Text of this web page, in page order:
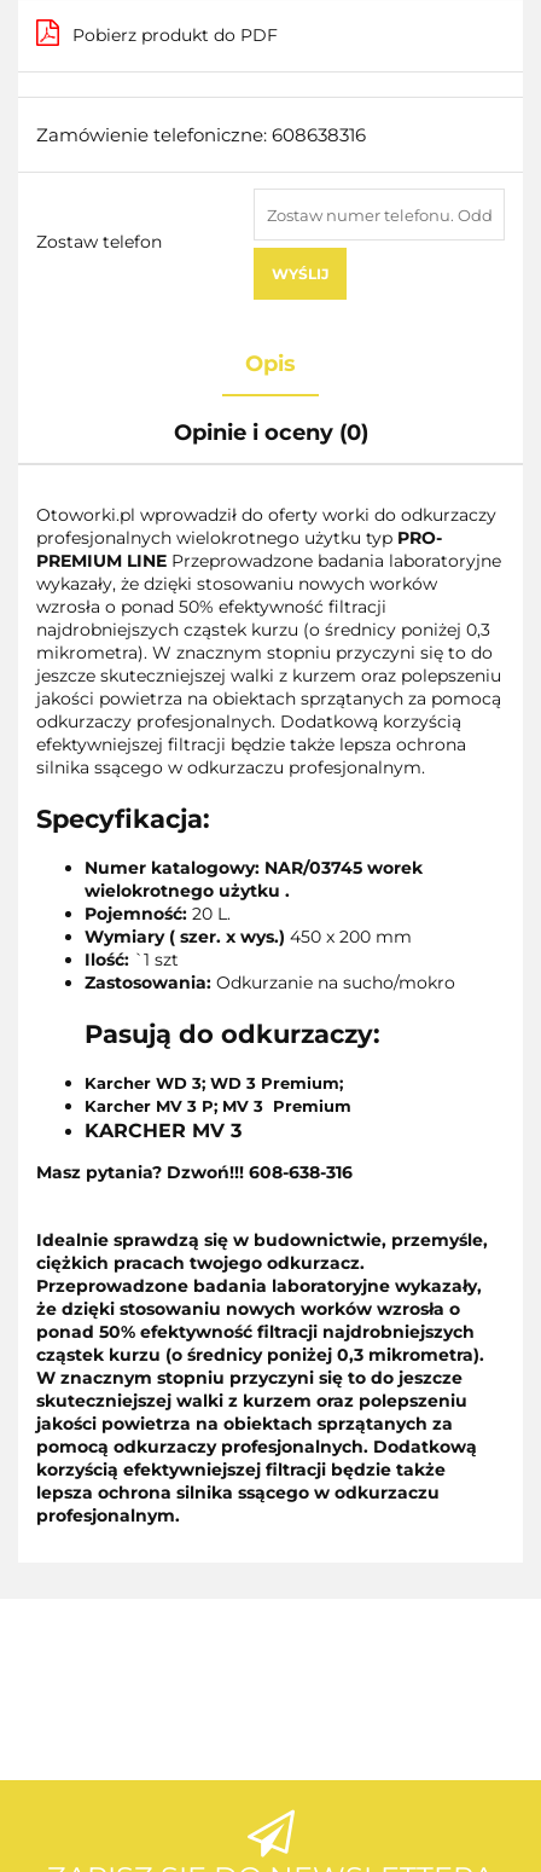
Pobierz produkt do PDF
Zamówienie telefoniczne: 608638316
Zostaw telefon
WYŚLIJ
Opis
Opinie i oceny (0)
Otoworki.pl wprowadził do oferty worki do odkurzaczy
profesjonalnych wielokrotnego użytku typ PRO-
PREMIUM LINE Przeprowadzone badania laboratoryjne
wykazały, że dzięki stosowaniu nowych worków
wzrosła o ponad 50% efektywność filtracji
najdrobniejszych cząstek kurzu (o średnicy poniżej 0,3
mikrometra). W znacznym stopniu przyczyni się to do
jeszcze skuteczniejszej walki z kurzem oraz polepszeniu
jakości powietrza na obiektach sprzątanych za pomocą
odkurzaczy profesjonalnych. Dodatkową korzyścią
efektywniejszej filtracji będzie także lepsza ochrona
silnika ssącego w odkurzaczu profesjonalnym.
Specyfikacja:
Numer katalogowy: NAR/03745 worek
wielokrotnego użytku .
Pojemność: 20 L.
Wymiary ( szer. x wys.) 450 x 200 mm
Ilość: `1 szt
Zastosowania: Odkurzanie na sucho/mokro
Pasują do odkurzaczy:
Karcher WD 3; WD 3 Premium;
Karcher MV 3 P; MV 3 Premium
KARCHER MV 3
Masz pytania? Dzwoń!!! 608-638-316
Idealnie sprawdzą się w budownictwie, przemyśle,
ciężkich pracach twojego odkurzacz.
Przeprowadzone badania laboratoryjne wykazały,
że dzięki stosowaniu nowych worków wzrosła o
ponad 50% efektywność filtracji najdrobniejszych
cząstek kurzu (o średnicy poniżej 0,3 mikrometra).
W znacznym stopniu przyczyni się to do jeszcze
skuteczniejszej walki z kurzem oraz polepszeniu
jakości powietrza na obiektach sprzątanych za
pomocą odkurzaczy profesjonalnych. Dodatkową
korzyścią efektywniejszej filtracji będzie także
lepsza ochrona silnika ssącego w odkurzaczu
profesjonalnym.